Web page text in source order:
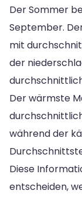
Der Sommer
September.
mit
der
Der wärmste
während der
Diese
entscheiden,